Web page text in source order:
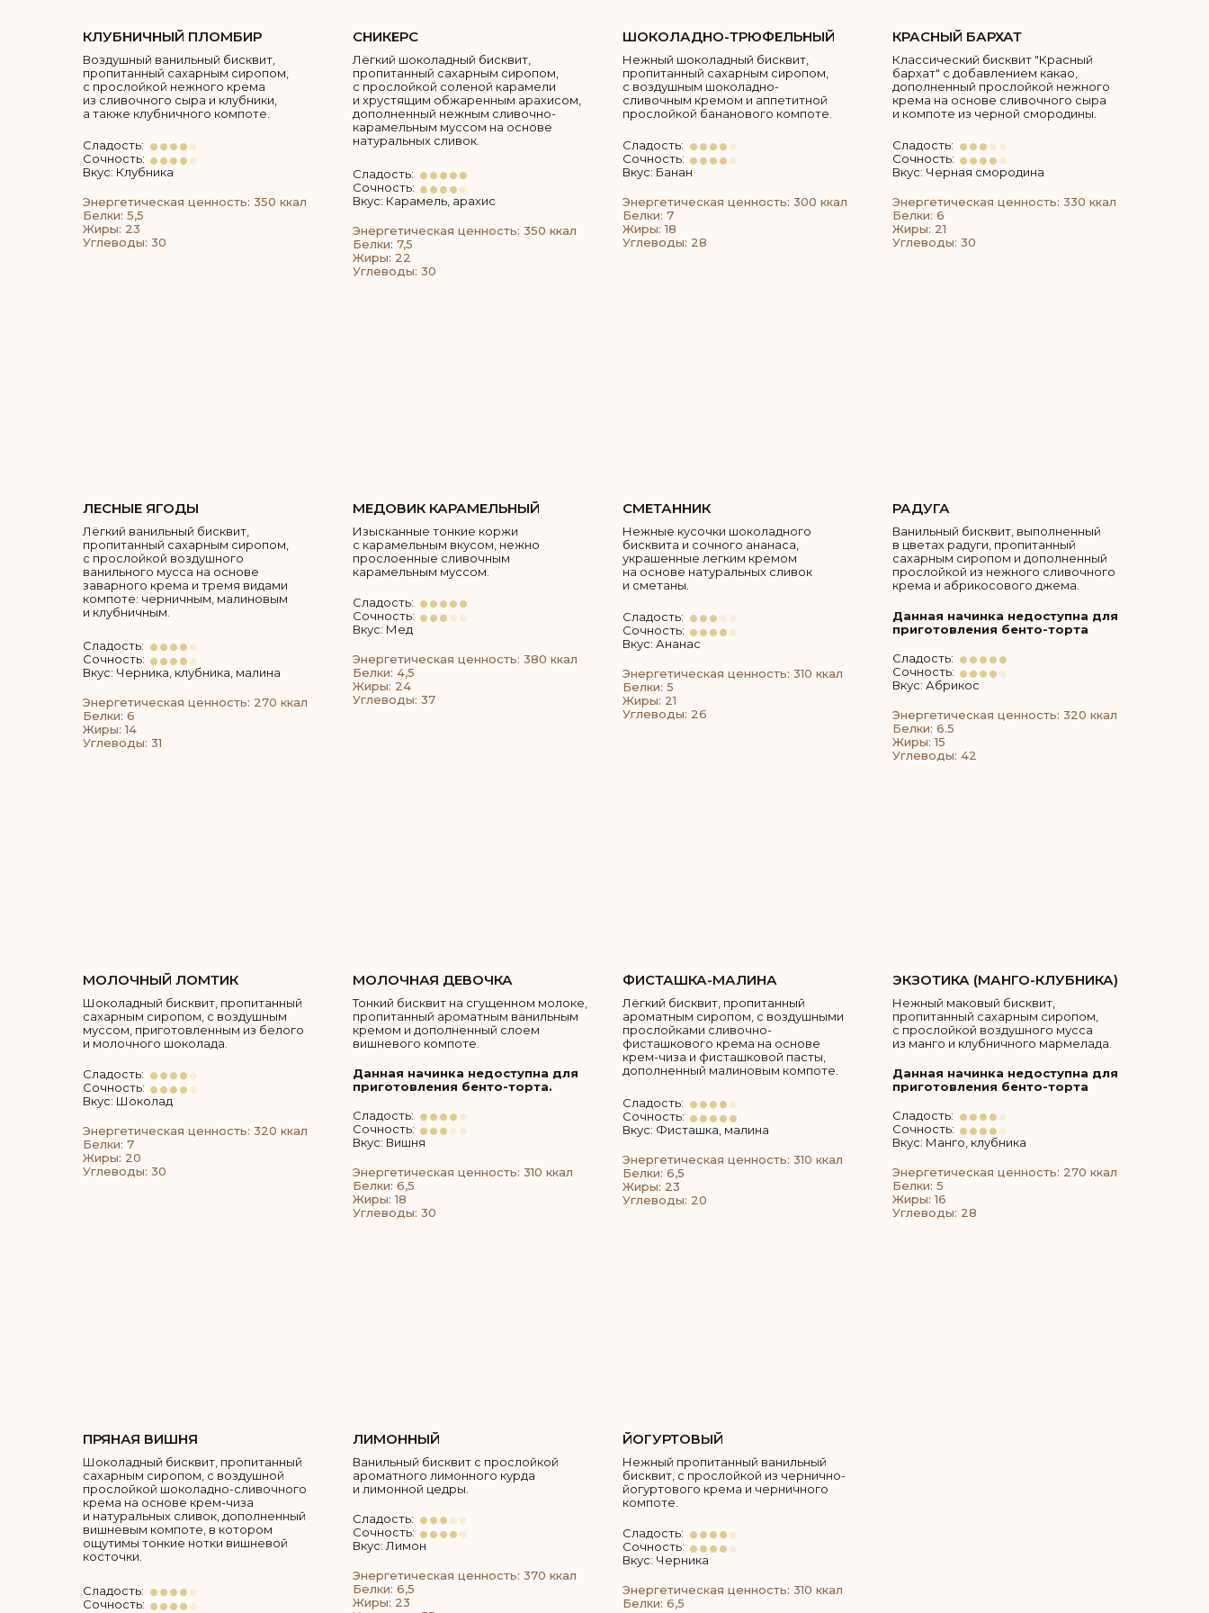
КЛУБНИЧНЫЙ ПЛОМБИР
Воздушный ванильный бисквит,
пропитанный сахарным сиропом,
с прослойкой нежного крема
из сливочного сыра и клубники,
а также клубничного компоте.
Энергетическая ценность: 350 ккал
Белки: 5,5
Жиры: 23
Углеводы: 30
Энергетическая ценность: 350 ккал
Белки: 7,5
Жиры: 22
Углеводы: 30
Лёгкий шоколадный бисквит,
пропитанный сахарным сиропом,
с прослойкой соленой карамели
и хрустящим обжаренным арахисом,
дополненный нежным сливочно-
карамельным муссом на основе
натуральных сливок.
СНИКЕРС
Нежный шоколадный бисквит,
пропитанный сахарным сиропом,
с воздушным шоколадно-
сливочным кремом и аппетитной
прослойкой бананового компоте.
Энергетическая ценность: 300 ккал
Белки: 7
Жиры: 18
Углеводы: 28
Энергетическая ценность: 330 ккал
Белки: 6
Жиры: 21
Углеводы: 30
Классический бисквит "Красный
бархат" с добавлением какао,
дополненный прослойкой нежного
крема на основе сливочного сыра
и компоте из черной смородины.
ШОКОЛАДНО-ТРЮФЕЛЬНЫЙ КРАСНЫЙ БАРХАТ
Ванильный бисквит, выполненный
в цветах радуги, пропитанный
сахарным сиропом и дополненный
прослойкой из нежного сливочного
крема и абрикосового джема.
Энергетическая ценность: 310 ккал
Белки: 5
Жиры: 21
Углеводы: 26
Нежные кусочки шоколадного
бисквита и сочного ананаса,
украшенные легким кремом
на основе натуральных сливок
и сметаны.
РАДУГА
СМЕТАННИК
Изысканные тонкие коржи
с карамельным вкусом, нежно
прослоенные сливочным
карамельным муссом.
Энергетическая ценность: 380 ккал
Белки: 4,5
Жиры: 24
Углеводы: 37
Энергетическая ценность: 270 ккал
Белки: 6
Жиры: 14
Углеводы: 31
Лёгкий ванильный бисквит,
пропитанный сахарным сиропом,
с прослойкой воздушного
ванильного мусса на основе
заварного крема и тремя видами
компоте: черничным, малиновым
и клубничным.
МЕДОВИК КАРАМЕЛЬНЫЙ
ЛЕСНЫЕ ЯГОДЫ
Энергетическая ценность: 320 ккал
Белки: 7
Жиры: 20
Углеводы: 30
Энергетическая ценность: 310 ккал
Белки: 6,5
Жиры: 18
Углеводы: 30
Тонкий бисквит на сгущенном молоке,
пропитанный ароматным ванильным
кремом и дополненный слоем
вишневого компоте.
МОЛОЧНЫЙ ЛОМТИК МОЛОЧНАЯ ДЕВОЧКА ФИСТАШКА-МАЛИНА
Лёгкий бисквит, пропитанный
ароматным сиропом, с воздушными
прослойками сливочно-
фисташкового крема на основе
крем-чиза и фисташковой пасты,
дополненный малиновым компоте.
Энергетическая ценность: 310 ккал
Белки: 6,5
Жиры: 23
Углеводы: 20
Энергетическая ценность: 270 ккал
Белки: 5
Жиры: 16
Углеводы: 28
Нежный маковый бисквит,
пропитанный сахарным сиропом,
с прослойкой воздушного мусса
из манго и клубничного мармелада.
Шоколадный бисквит, пропитанный
сахарным сиропом, с воздушным
муссом, приготовленным из белого
и молочного шоколада.
Данная начинка недоступна для
приготовления бенто-торта.
Данная начинка недоступна для
приготовления бенто-торта
Данная начинка недоступна для
приготовления бенто-торта
Энергетическая ценность: 320 ккал
Белки: 6.5
Жиры: 15
Углеводы: 42
ЭКЗОТИКА (МАНГО-КЛУБНИКА)
Энергетическая ценность: 310 ккал
Белки: 6,5
Нежный пропитанный ванильный
бисквит, с прослойкой из чернично-
йогуртового крема и черничного
компоте.
ЙОГУРТОВЫЙ
Энергетическая ценность: 370 ккал
Белки: 6,5
Жиры: 23
Ванильный бисквит с прослойкой
ароматного лимонного курда
и лимонной цедры.
ЛИМОННЫЙ
Шоколадный бисквит, пропитанный
сахарным сиропом, с воздушной
прослойкой шоколадно-сливочного
крема на основе крем-чиза
и натуральных сливок, дополненный
вишневым компоте, в котором
ощутимы тонкие нотки вишневой
косточки.
ПРЯНАЯ ВИШНЯ
Сладость:
Сочность:
Вкус: Черника
Сладость:
Сочность:
Вкус: Лимон
Сладость:
Сочность:
Сладость:
Сочность:
Вкус: Манго, клубника
Сладость:
Сочность:
Вкус: Фисташка, малина
Сладость:
Сочность:
Вкус: Вишня
Сладость:
Сочность:
Вкус: Шоколад
Сладость:
Сочность:
Вкус: Абрикос
Сладость:
Сочность:
Вкус: Ананас
Сладость:
Сочность:
Вкус: Мед
Сладость:
Сочность:
Вкус: Черника, клубника, малина
Сладость:
Сочность:
Вкус: Черная смородина
Сладость:
Сочность:
Вкус: Банан
Сладость:
Сочность:
Вкус: Карамель, арахис
Сладость:
Сочность:
Вкус: Клубника